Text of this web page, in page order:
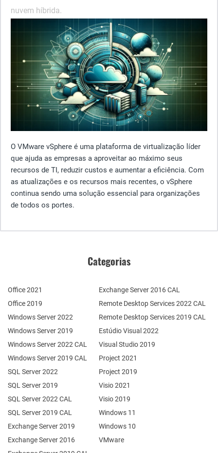
nuvem híbrida.
O VMware vSphere é uma plataforma de virtualização líder
que ajuda as empresas a aproveitar ao máximo seus
recursos de TI, reduzir custos e aumentar a eficiência. Com
as atualizações e os recursos mais recentes, o vSphere
continua sendo uma solução essencial para organizações
de todos os portes.
Categorias
Office 2021
Office 2019
Windows Server 2022
Windows Server 2019
Exchange Server 2019
Exchange Server 2016
SQL Server 2022
SQL Server 2019
Windows Server 2022 CAL
Windows Server 2019 CAL
SQL Server 2022 CAL
SQL Server 2019 CAL
Remote Desktop Services 2022 CAL
Remote Desktop Services 2019 CAL
Exchange Server 2016 CAL
Estúdio Visual 2022
Visual Studio 2019
Project 2021
Project 2019
Visio 2021
Visio 2019
Windows 11
Windows 10
VMware